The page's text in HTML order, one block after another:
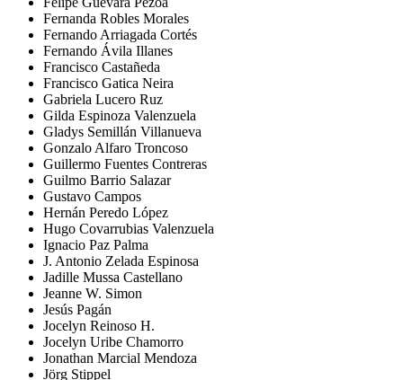
Fernanda Robles Morales
Fernando Arriagada Cortés
Fernando Ávila Illanes
Francisco Castañeda
Francisco Gatica Neira
Gabriela Lucero Ruz
Gilda Espinoza Valenzuela
Gladys Semillán Villanueva
Gonzalo Alfaro Troncoso
Guillermo Fuentes Contreras
Guilmo Barrio Salazar
Gustavo Campos
Hernán Peredo López
Hugo Covarrubias Valenzuela
Ignacio Paz Palma
J. Antonio Zelada Espinosa
Jadille Mussa Castellano
Jeanne W. Simon
Jesús Pagán
Jocelyn Reinoso H.
Jocelyn Uribe Chamorro
Jonathan Marcial Mendoza
Jörg Stippel